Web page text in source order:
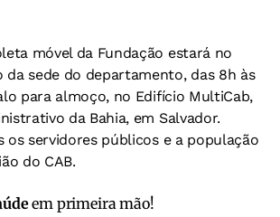
móvel da Fundação estará no
da sede do departamento, das 8h às
para almoço, no Edifício MultiCab,
da Bahia, em Salvador.
os servidores públicos e a população
do CAB.
em primeira mão!